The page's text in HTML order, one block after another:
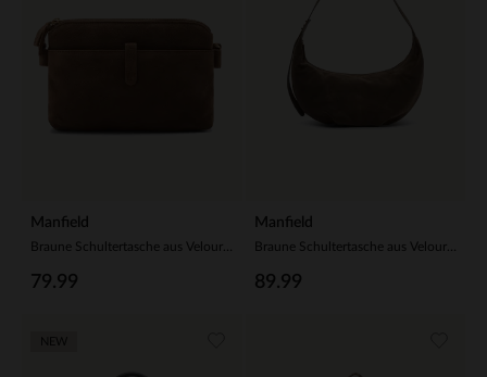
Manfield
79.99
Manfield
Braune Schultertasche aus Veloursleder
89.99